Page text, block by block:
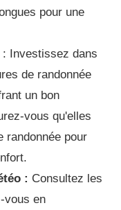
pour une
: Investissez dans
de randonnée
un bon
vous qu'elles
randonnée pour
: Consultez les
vous en